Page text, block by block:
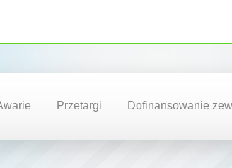
Przetargi Dofinansowanie